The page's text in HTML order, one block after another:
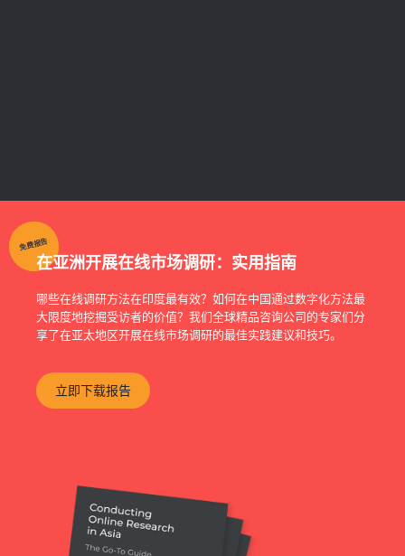
免费报告
在亚洲开展在线市场调研：实用指南
哪些在线调研方法在印度最有效？如何在中国通过数字化方法最
大限度地挖掘受访者的价值？我们全球精品咨询公司的专家们分
享了在亚太地区开展在线市场调研的最佳实践建议和技巧。
立即下载报告